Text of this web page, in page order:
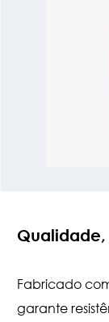
Fabricado
garante